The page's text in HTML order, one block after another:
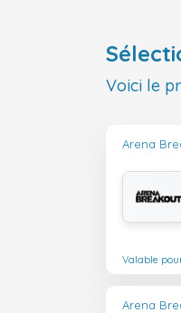
Voici le
Arena
Valable
Arena